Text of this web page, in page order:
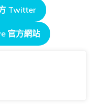
Twitter
官方網站